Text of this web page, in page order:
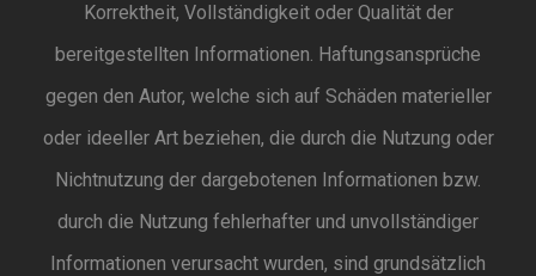
Korrektheit, Vollständigkeit oder Qualität der
bereitgestellten Informationen. Haftungsansprüche
gegen den Autor, welche sich auf Schäden materieller
oder ideeller Art beziehen, die durch die Nutzung oder
Nichtnutzung der dargebotenen Informationen bzw.
durch die Nutzung fehlerhafter und unvollständiger
Informationen verursacht wurden, sind grundsätzlich